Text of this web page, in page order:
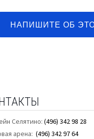
НАПИШИТЕ ОБ
Селятино: (496) 342 98 28
арена: (496) 342 97 64